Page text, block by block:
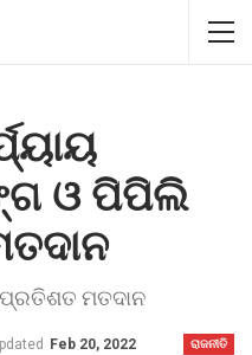
ଓ ପିପିଲି
ପ୍ରତିଶତ ମତଦାନ
ରାଜନୀତି
Feb 20, 2022